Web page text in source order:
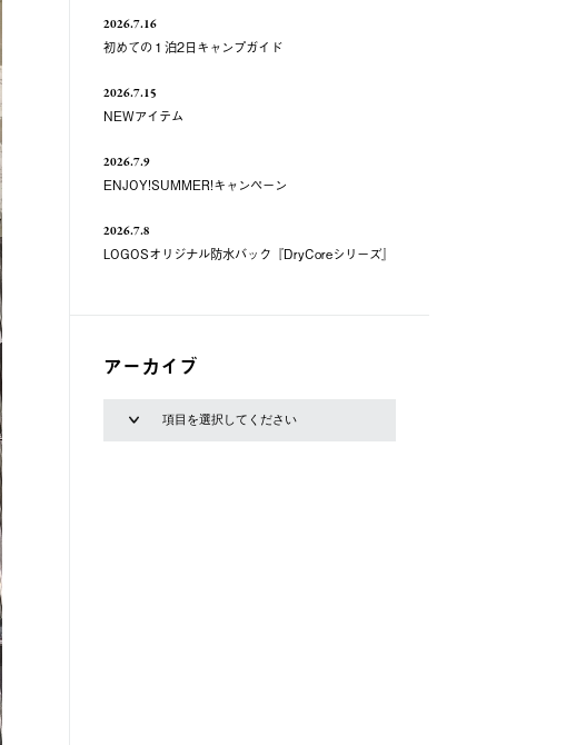
2026.7.16
初めての１泊2日キャンプガイド
2026.7.15
NEWアイテム
2026.7.9
ENJOY!SUMMER!キャンペーン
2026.7.8
LOGOSオリジナル防水バック『DryCoreシリーズ』
アーカイブ